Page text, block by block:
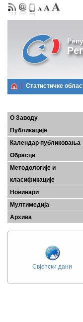
Статистичке
О Заводу
Публикације
Календар публиковања
Обрасци
Методологије и
класификације
Новинари
Мултимедија
Архива
Свјетски дани